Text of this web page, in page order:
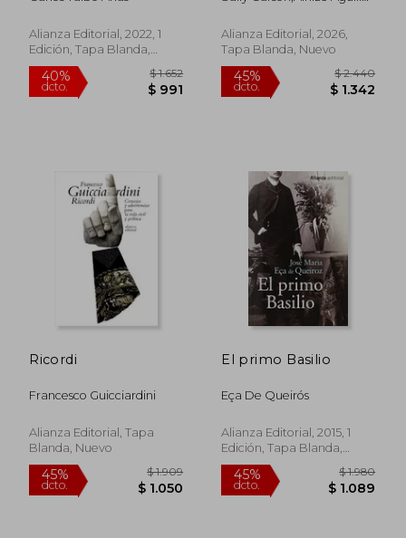
45%
dcto.
45%
dcto.
Alianza Editorial, 2022, 1
Edición, Tapa Blanda,
Nuevo
Alianza Editorial, 2026,
Tapa Blanda, Nuevo
Ricordi
Francesco Guicciardini
Alianza Editorial, Tapa
Blanda, Nuevo
El primo Basilio
Eça De Queirós
Alianza Editorial, 2015, 1
Edición, Tapa Blanda,
Nuevo